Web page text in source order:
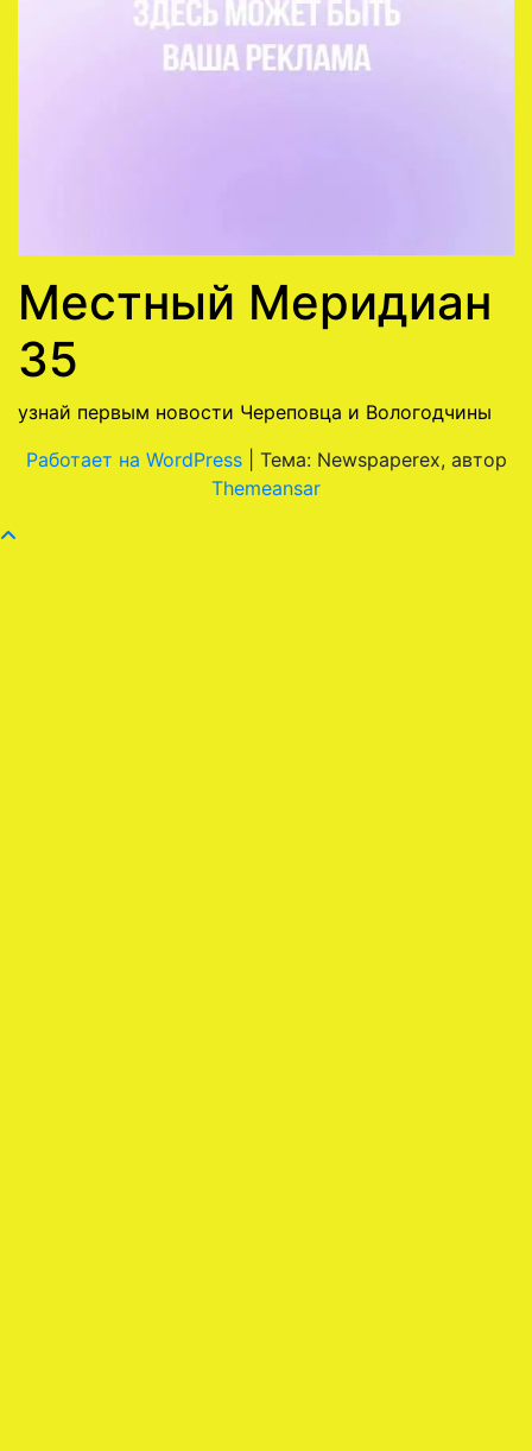
Местный Меридиан
35
узнай первым новости Череповца и Вологодчины
Работает на WordPress
Тема: Newspaperex, автор
Themeansar